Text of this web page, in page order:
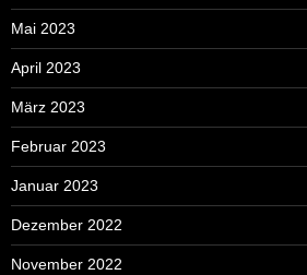
Mai 2023
April 2023
März 2023
Februar 2023
Januar 2023
Dezember 2022
November 2022